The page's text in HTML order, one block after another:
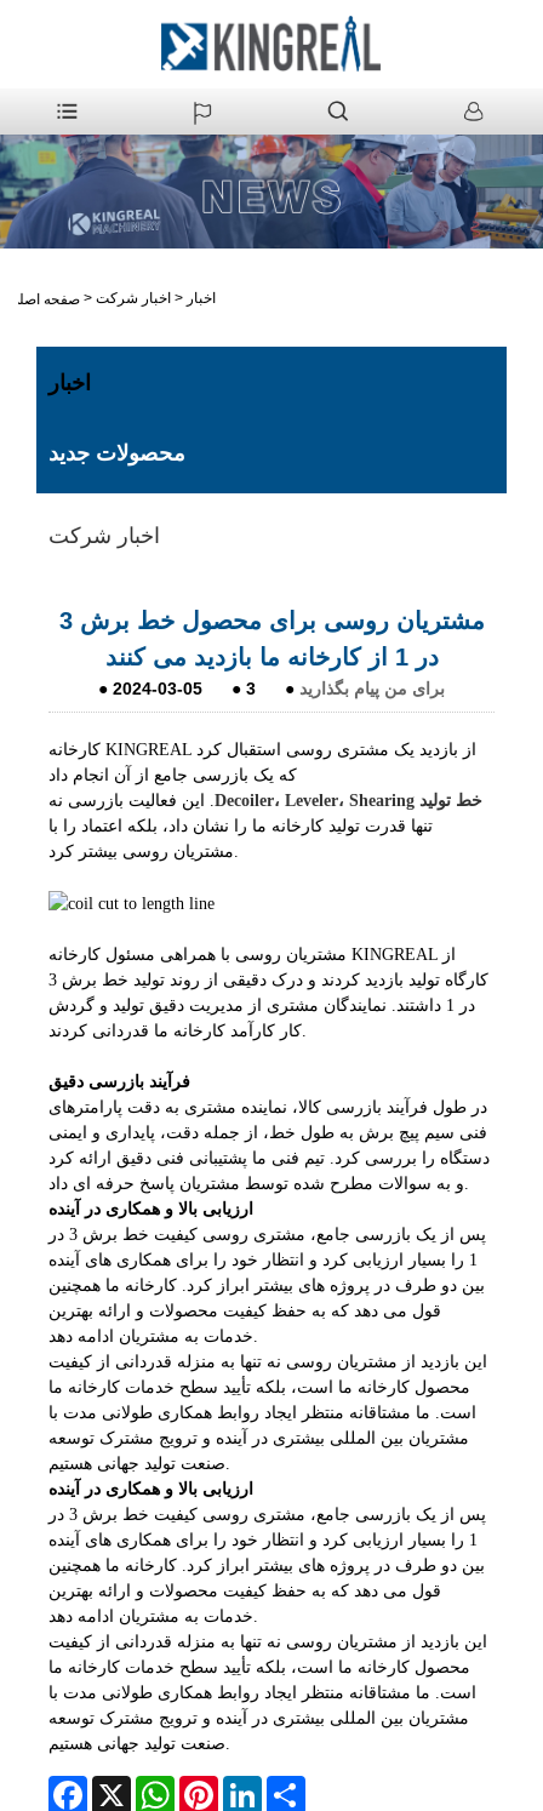
صفحه اصلی > اخبار > اخبار شرکت
اخبار
محصولات جدید
اخبار شرکت
مشتریان روسی برای محصول خط برش 3
در 1 از کارخانه ما بازدید می کنند
● 2024-03-05 ● 3 ● برای من پیام بگذارید
کارخانه KINGREAL از بازدید یک مشتری روسی استقبال کرد
که یک بازرسی جامع از آن انجام داد
Decoiler، Leveler، Shearing خط تولید
. این فعالیت بازرسی نه
تنها قدرت تولید کارخانه ما را نشان داد، بلکه اعتماد را با
مشتریان روسی با همراهی مسئول کارخانه KINGREAL از
کارگاه تولید بازدید کردند و درک دقیقی از روند تولید خط برش 3
در 1 داشتند. نمایندگان مشتری از مدیریت دقیق تولید و گردش
فرآیند بازرسی دقیق
در طول فرآیند بازرسی کالا، نماینده مشتری به دقت پارامترهای
فنی سیم پیچ برش به طول خط، از جمله دقت، پایداری و ایمنی
دستگاه را بررسی کرد. تیم فنی ما پشتیبانی فنی دقیق ارائه کرد
ارزیابی بالا و همکاری در آینده
پس از یک بازرسی جامع، مشتری روسی کیفیت خط برش 3 در
1 را بسیار ارزیابی کرد و انتظار خود را برای همکاری های آینده
بین دو طرف در پروژه های بیشتر ابراز کرد. کارخانه ما همچنین
قول می دهد که به حفظ کیفیت محصولات و ارائه بهترین
این بازدید از مشتریان روسی نه تنها به منزله قدردانی از کیفیت
محصول کارخانه ما است، بلکه تأیید سطح خدمات کارخانه ما
است. ما مشتاقانه منتظر ایجاد روابط همکاری طولانی مدت با
مشتریان بین المللی بیشتری در آینده و ترویج مشترک توسعه
ارزیابی بالا و همکاری در آینده
پس از یک بازرسی جامع، مشتری روسی کیفیت خط برش 3 در
1 را بسیار ارزیابی کرد و انتظار خود را برای همکاری های آینده
بین دو طرف در پروژه های بیشتر ابراز کرد. کارخانه ما همچنین
قول می دهد که به حفظ کیفیت محصولات و ارائه بهترین
این بازدید از مشتریان روسی نه تنها به منزله قدردانی از کیفیت
محصول کارخانه ما است، بلکه تأیید سطح خدمات کارخانه ما
است. ما مشتاقانه منتظر ایجاد روابط همکاری طولانی مدت با
مشتریان بین المللی بیشتری در آینده و ترویج مشترک توسعه
Facebook
X WhatsAppPinterestLinkedIn